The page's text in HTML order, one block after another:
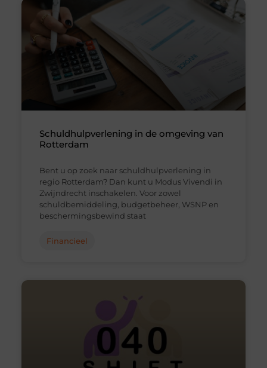
Schuldhulpverlening in de omgeving van
Rotterdam
Bent u op zoek naar schuldhulpverlening in
regio Rotterdam? Dan kunt u Modus Vivendi in
Zwijndrecht inschakelen. Voor zowel
schuldbemiddeling, budgetbeheer, WSNP en
beschermingsbewind staat
Financieel